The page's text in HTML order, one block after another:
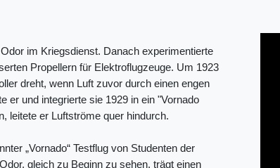
im Kriegsdienst. Danach experimentierte
Propellern für Elektroflugzeuge. Um 1923
dreht, wenn Luft zuvor durch einen engen
er und integrierte sie 1929 in ein "Vornado
leitete er Luftströme quer hindurch.
„Vornado“ Testflug von Studenten der
gleich zu Beginn zu sehen, trägt einen